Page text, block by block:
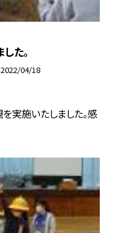
た。
2022/04/18
実施いたしました。感